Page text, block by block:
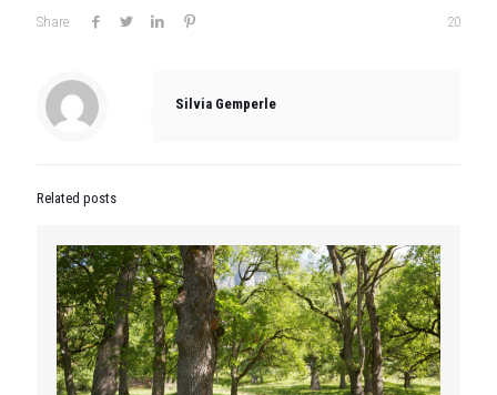
Share 20
Silvia Gemperle
Related posts